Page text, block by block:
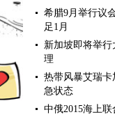
希腊9月举行议
足1月
新加坡即将举
理
热带风暴艾瑞卡
急状态
中俄2015海上